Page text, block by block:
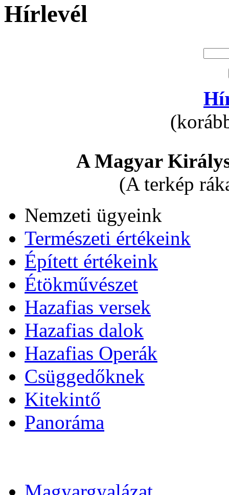
Hírlevél
A Magyar
(A terkép
Nemzeti ügyeink
Természeti értékeink
Épített értékeink
Étökművészet
Hazafias versek
Hazafias dalok
Hazafias Operák
Csüggedőknek
Kitekintő
Panoráma